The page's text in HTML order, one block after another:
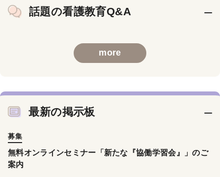
話題の看護教育Q&A
more
最新の掲示板
募集
無料オンラインセミナー「新たな『協働学習会』」のご
案内